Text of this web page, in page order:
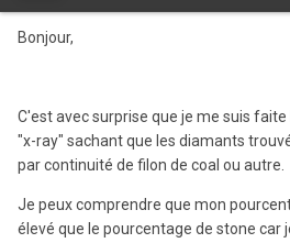
Bonjour,
C'est avec surprise que je me suis
"x-ray" sachant que les diamants
par continuité de filon de coal ou autre.
Je peux comprendre que mon
élevé que le pourcentage de stone car